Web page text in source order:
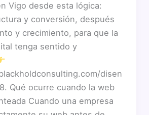
Vigo desde esta lógica:
y conversión, después
y crecimiento, para que la
tenga sentido y
disen
Qué ocurre cuando la web
Cuando una empresa